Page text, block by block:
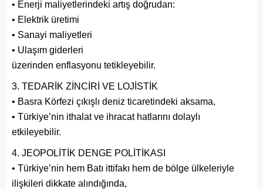
• Enerji maliyetlerindeki artış doğrudan:
• Elektrik üretimi
• Sanayi maliyetleri
• Ulaşım giderleri
üzerinden enflasyonu tetikleyebilir.
TEDARİK ZİNCİRİ VE LOJİSTİK
• Basra Körfezi çıkışlı deniz ticaretindeki aksama,
• Türkiye’nin ithalat ve ihracat hatlarını dolaylı
etkileyebilir.
JEOPOLİTİK DENGE POLİTİKASI
• Türkiye’nin hem Batı ittifakı hem de bölge ülkeleriyle
ilişkileri dikkate alındığında,